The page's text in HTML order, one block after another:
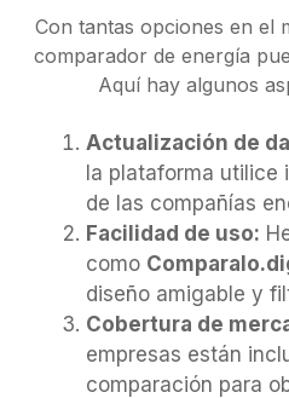
Con tantas opciones en el
comparador de energía
Aquí hay algunos
Actualización de
la plataforma utilice
de las compañías
Facilidad de uso:
como
diseño amigable y
Cobertura de
empresas están
comparación para